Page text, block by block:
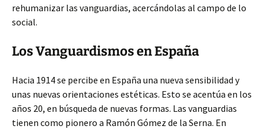
rehumanizar las vanguardias, acercándolas al campo de lo
social.
Los Vanguardismos en España
Hacia 1914 se percibe en España una nueva sensibilidad y
unas nuevas orientaciones estéticas. Esto se acentúa en los
años 20, en búsqueda de nuevas formas. Las vanguardias
tienen como pionero a Ramón Gómez de la Serna. En